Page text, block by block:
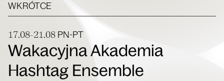
WKRÓTCE
17.08-21.08 PN-PT
Wakacyjna Akademia
Hashtag Ensemble